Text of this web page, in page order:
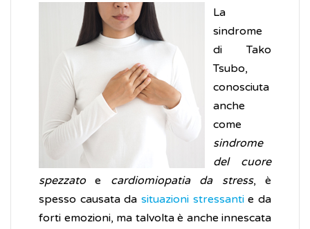
La
sindrome
di Tako
Tsubo,
conosciuta
anche
come
sindrome
del cuore
spezzatoe cardiomiopatia da stress, è
spesso causata da situazioni stressantie da
forti emozioni, ma talvolta è anche innescata